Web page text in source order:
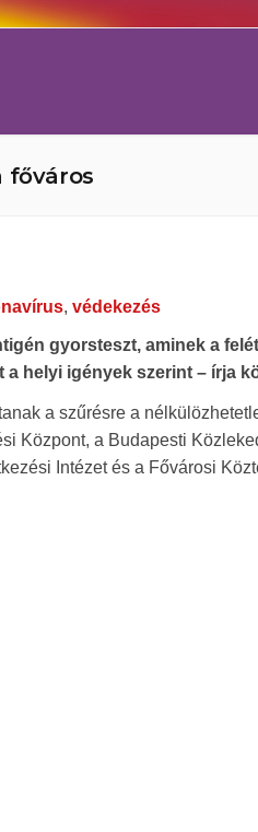
főváros
, védekezés
gyorsteszt, aminek a
helyi igények szerint – írja
a szűrésre a
Központ, a Budapesti
Intézet és a Fővárosi